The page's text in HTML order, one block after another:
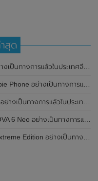
สุด
และแบตเตอรี่สุดอึดขนาดใหญ่ 6,500mAh พร้อมรองรับการชาร์จไว 80W
เป็นทางการแล้ว มาพร้อมธีมสีชมพูสดใส
นทางการแล้วในประเทศอินเดีย
งการแล้วในประเทศไทย ในราคา 8,499 บาท
อย่างเป็นทางการแล้วในประเทศจีน